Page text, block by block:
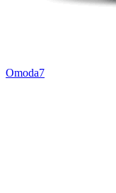
Omoda7